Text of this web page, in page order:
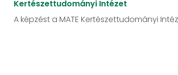
Kertészettudományi Intézet
A képzést a MATE Kertészettudományi